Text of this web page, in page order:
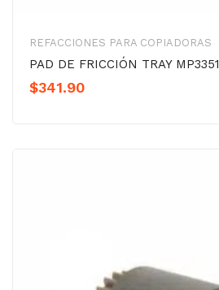
REFACCIONES PARA COPIADORAS
PAD DE FRICCIÓN TRAY MP3351
$341.90